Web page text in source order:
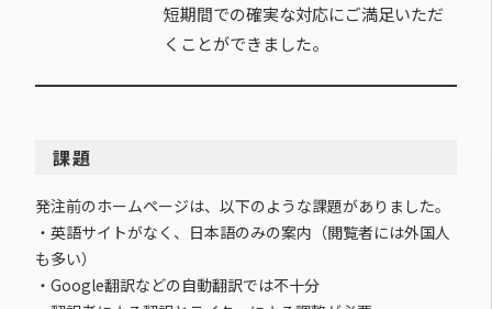
短期間での確実な対応にご満足いただ
くことができました。
課題
発注前のホームページは、以下のような課題がありました。
・英語サイトがなく、日本語のみの案内（閲覧者には外国人
も多い）
・Google翻訳などの自動翻訳では不十分